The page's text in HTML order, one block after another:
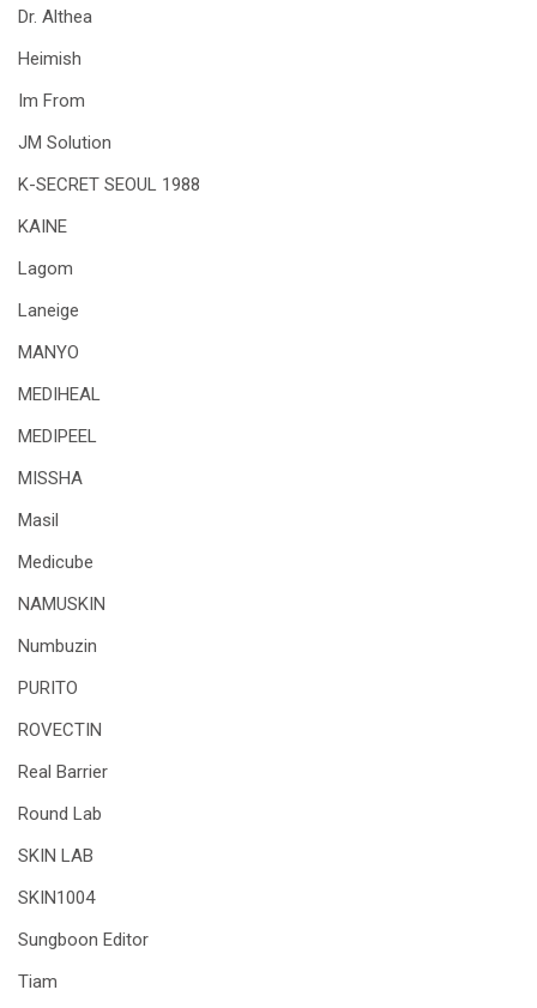
Dr. Althea
Heimish
Im From
JM Solution
K-SECRET SEOUL 1988
KAINE
Lagom
Laneige
MANYO
MEDIHEAL
MEDIPEEL
MISSHA
Masil
Medicube
NAMUSKIN
Numbuzin
PURITO
ROVECTIN
Real Barrier
Round Lab
SKIN LAB
SKIN1004
Sungboon Editor
Tiam